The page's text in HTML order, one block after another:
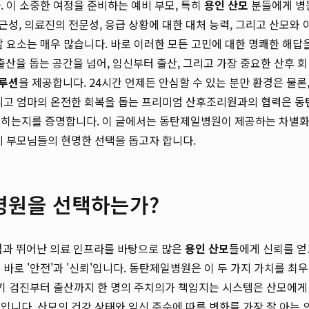
소중한 여정을 준비하는 예비 부모, 특히 용인 산모 분들에게 병
, 의료진의 전문성, 응급 상황에 대한 대처 능력, 그리고 산모와
소는 매우 많습니다. 바로 이러한 모든 고민에 대한 명쾌한 해답
을 돕는 공간을 넘어, 임신부터 출산, 그리고 가장 중요한 산후 회
션을 제공합니다. 24시간 언제든 안심할 수 있는 분만 환경은 물론,
엄마의 온전한 회복을 돕는 프리미엄 산후조리원과의 협력은 동
는지를 증명합니다. 이 글에서는 동탄제일병원이 제공하는 차별화
모님들의 현명한 선택을 돕고자 합니다.
을 선택하는가?
뛰어난 의료 인프라를 바탕으로 많은 용인 산모들에게 신뢰를
로 '안전'과 '신뢰'입니다. 동탄제일병원은 이 두 가지 가치를 최우
진부터 출산까지 한 명의 주치의가 책임지는 시스템은 산모에게